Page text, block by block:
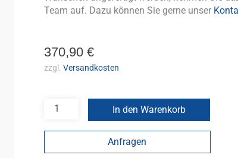
Team auf. Dazu können Sie gerne unser
370,90 €
zzgl. Versandkosten
In den Warenkorb
Anfragen